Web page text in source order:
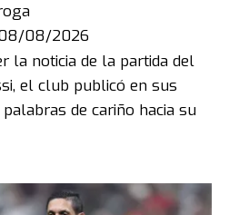
08/2026
la noticia de la partida del
el club publicó en sus
de cariño hacia su